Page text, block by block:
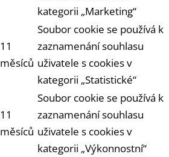
kategorii „Marketing“
11
měsíců
Soubor cookie se používá k
zaznamenání souhlasu
uživatele s cookies v
kategorii „Statistické“
11
měsíců
Soubor cookie se používá k
zaznamenání souhlasu
uživatele s cookies v
kategorii „Výkonnostní“